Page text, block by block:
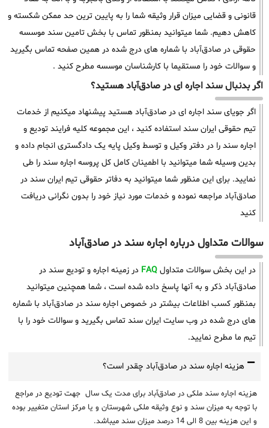
قانونی و قضایی میزان قرار وثیقه شما را به پایین ترین حد ممکن شکسته و
کاهش دهیم. شما میتوانید بمنظور تماس با بخش تامین سند موسسه
حقوقی در صادق‌آباد با شماره های درج شده در همین صفحه تماس بگیرید
و سوالات خود را مستقیما با کارشناسان موسسه مطرح کنید .
اگر بدنبال سند اجاره ای در صادق‌آباد هستید؟
اگر جویای سند اجاره ای در صادق‌آباد هستید پیشنهاد میکنیم از خدمات
تیم حقوقی ایران سند استفاده کنید ، این مجموعه کلیه فرایند تودیع و
اجاره سند را در دفتر وکیل و توسط وکیل پایه یک دادگستری انجام داده و
بدین وسیله شما میتوانید با اطمینان کامل کل پروسه اجاره سند را طی
نمایید. برای این منظور شما میتوانید به دفاتر حقوقی تیم ایران سند در
صادق‌آباد مراجعه نموده و خدمات مورد نیاز خود را بدون نگرانی دریافت
کنید
سوالات متداول درباره اجاره سند در صادق‌آباد
در این بخش سوالات متداول FAQ در زمینه اجاره و تودیع سند در
صادق‌آباد ذکر و به آنها پاسخ داده شده است ، شما همچنین میتوانید
بمنظور کسب اطلاعات بیشتر در خصوص اجاره سند در صادق‌آباد با شماره
های درج شده در وب سایت ایران سند تماس بگیرید و سوالات خود را با
تیم ما مطرح نمایید.
هزینه اجاره سند در صادق‌آباد چقدر است؟
هزینه اجاره سند ملکی در صادق‌آباد برای مدت یک سال جهت تودیع در مراجع
با توجه به میزان سند و نوع وثیقه ملکی شهرستان و یا مرکز استان متغییر بوده
و این هزینه بین 8 الی 14 درصد میزان سند میباشد.